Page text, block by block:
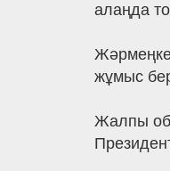
алаңда
жұмыс
Жалпы